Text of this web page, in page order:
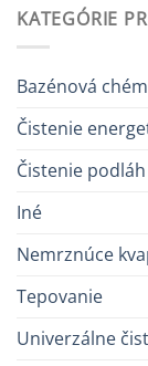
KATEGÓRIE
Bazénová
Čistenie
Čistenie podláh
Iné
Nemrznúce
Tepovanie
Univerzálne